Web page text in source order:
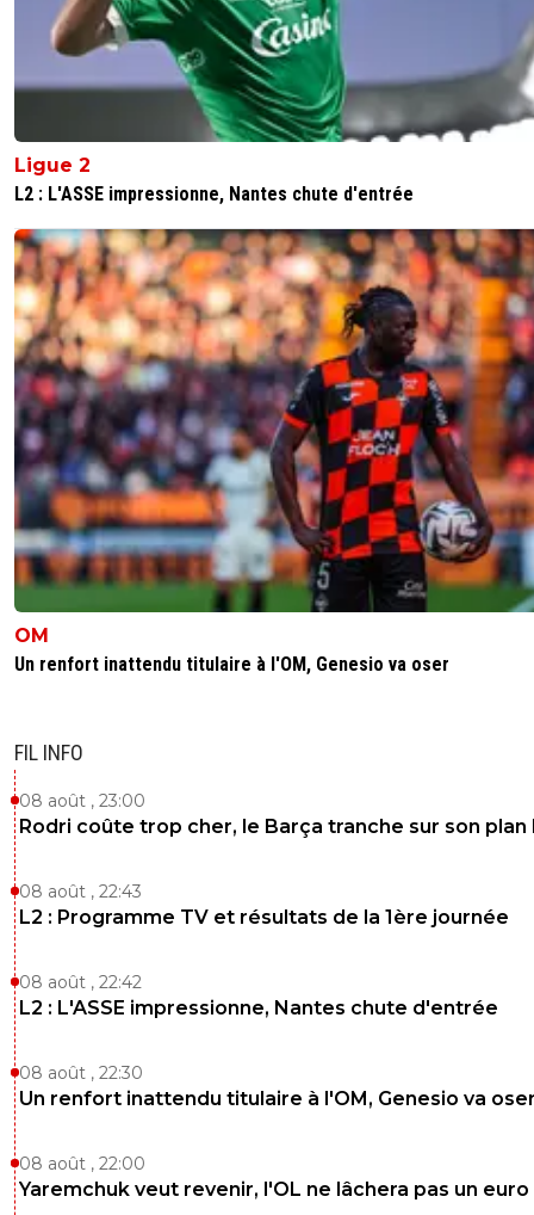
Ligue 2
L2 : L'ASSE impressionne, Nantes chute d'entrée
OM
Un renfort inattendu titulaire à l'OM, Genesio va oser
FIL INFO
08 août , 23:00
Rodri coûte trop cher, le Barça tranche sur son plan
08 août , 22:43
L2 : Programme TV et résultats de la 1ère journée
08 août , 22:42
L2 : L'ASSE impressionne, Nantes chute d'entrée
08 août , 22:30
Un renfort inattendu titulaire à l'OM, Genesio va
08 août , 22:00
Yaremchuk veut revenir, l'OL ne lâchera pas un euro